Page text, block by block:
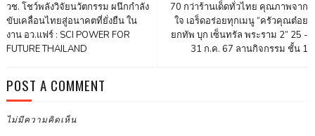
70 กว่าร้านเด็ดทั่วไทย คุณภาพจาก
ใจ เอร็ดอร่อยทุกเมนู “ครัวคุณต๋อย
ยกทัพ บุก เซ็นทรัล พระราม 2” 25 -
31 ก.ค. 67 ลานกิจกรรม ชั้น 1
วช. โชว์พลังวิจัยนวัตกรรม ผนึกกำลัง
ขับเคลื่อนไทยสู่อนาคตที่ยั่งยืน ใน
งาน อว.แฟร์ : SCI POWER FOR
FUTURE THAILAND
POST A COMMENT
ไม่มีความคิดเห็น